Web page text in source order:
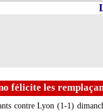
félicite les
contre Lyon (1-1)